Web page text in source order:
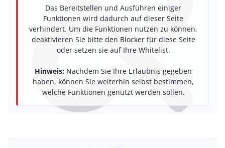
Das Bereitstellen und Ausführen einiger
Funktionen wird dadurch auf dieser Seite
verhindert. Um die Funktionen nutzen zu können,
deaktivieren Sie bitte den Blocker für diese Seite
oder setzen sie auf Ihre Whitelist.
Hinweis: Nachdem Sie Ihre Erlaubnis gegeben
haben, können Sie weiterhin selbst bestimmen,
welche Funktionen genutzt werden sollen.